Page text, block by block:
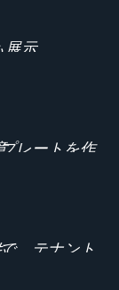
展示
も。